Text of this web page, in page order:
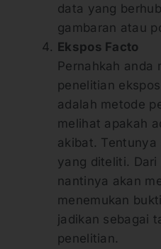
data yang
gambaran atau
Ekspos Facto
Pernahkah anda
penelitian
adalah metode
melihat apakah
akibat. Tentunya
yang diteliti. Dari
nantinya akan
menemukan
jadikan sebagai
penelitian.